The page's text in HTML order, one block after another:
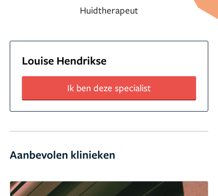
Huidtherapeut
Louise Hendrikse
Ik ben deze specialist
Aanbevolen klinieken